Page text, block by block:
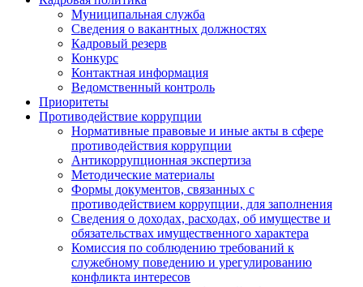
Муниципальная служба
Сведения о вакантных должностях
Кадровый резерв
Конкурс
Контактная информация
Ведомственный контроль
Приоритеты
Противодействие коррупции
Нормативные правовые и иные акты в сфере
противодействия коррупции
Антикоррупционная экспертиза
Методические материалы
Формы документов, связанных с
противодействием коррупции, для заполнения
Сведения о доходах, расходах, об имуществе и
обязательствах имущественного характера
Комиссия по соблюдению требований к
служебному поведению и урегулированию
конфликта интересов